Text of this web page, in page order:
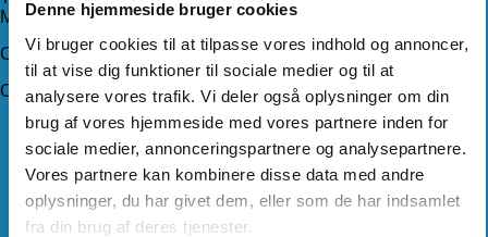
Denne hjemmeside bruger cookies
Vi bruger cookies til at tilpasse vores indhold og annoncer,
til at vise dig funktioner til sociale medier og til at
analysere vores trafik. Vi deler også oplysninger om din
brug af vores hjemmeside med vores partnere inden for
sociale medier, annonceringspartnere og analysepartnere.
Vores partnere kan kombinere disse data med andre
oplysninger, du har givet dem, eller som de har indsamlet
fra din brug af deres tjenester.
Mail:kundeservice@hjemmeudstyr.dk
CVR: 33994680
Om Hjemmeudstyr
Om os
Handelsbetingelser
Levering
Kundeservice
Returnering
Privatlivspolitik